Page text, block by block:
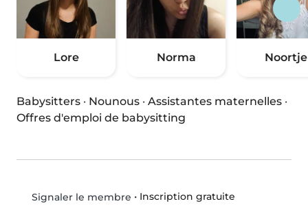
Lore Norma Noortje
Babysitters · Nounous · Assistantes maternelles ·
Offres d'emploi de babysitting
Signaler le membre • Inscription gratuite